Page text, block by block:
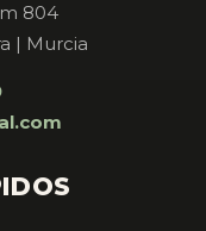
804
| Murcia